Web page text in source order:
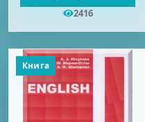
2416
Книга